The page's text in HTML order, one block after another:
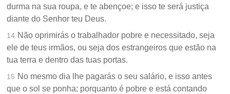
durma na sua roupa, e te abençoe; e isso te será justiça
diante do Senhor teu Deus.
14 Não oprimirás o trabalhador pobre e necessitado, seja
ele de teus irmãos, ou seja dos estrangeiros que estão na
tua terra e dentro das tuas portas.
15 No mesmo dia lhe pagarás o seu salário, e isso antes
que o sol se ponha; porquanto é pobre e está contando